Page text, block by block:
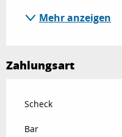
Mehr anzeigen
Zahlungsart
Scheck
Bar